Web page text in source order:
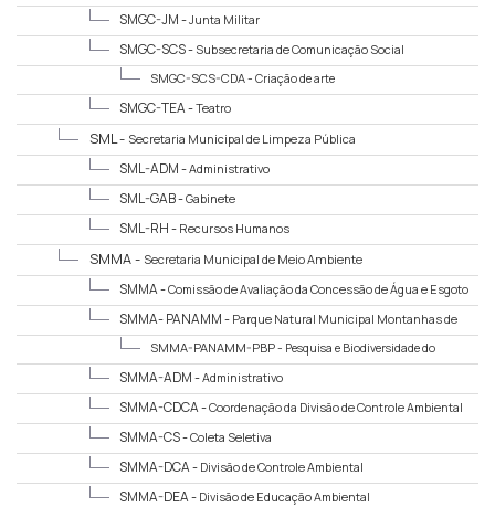
SMGC-JM -Junta Militar
SMGC-SCS - Subsecretaria de Comunicação Social
SMGC-SCS-CDA - Criação de arte
SMGC-TEA -Teatro
SML - Secretaria Municipal de Limpeza Pública
SML-ADM -Administrativo
SML-GAB -Gabinete
SML-RH - Recursos Humanos
SMMA - Secretaria Municipal de Meio Ambiente
SMMA -Comissão de Avaliação da Concessão de Água e Esgoto
SMMA- PANAMM - Parque Natural Municipal Montanhas de
SMMA-PANAMM-PBP - Pesquisa e Biodiversidade do
SMMA-ADM -Administrativo
SMMA-CDCA -Coordenação da Divisão de Controle Ambiental
SMMA-CS -Coleta Seletiva
SMMA-DCA - Divisão de Controle Ambiental
SMMA-DEA - Divisão de Educação Ambiental